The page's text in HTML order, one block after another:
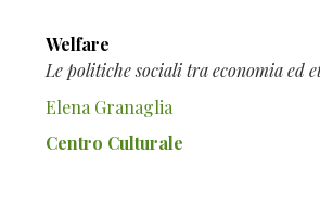
Welfare
Le politiche sociali tra economia ed
Elena Granaglia
Centro Culturale